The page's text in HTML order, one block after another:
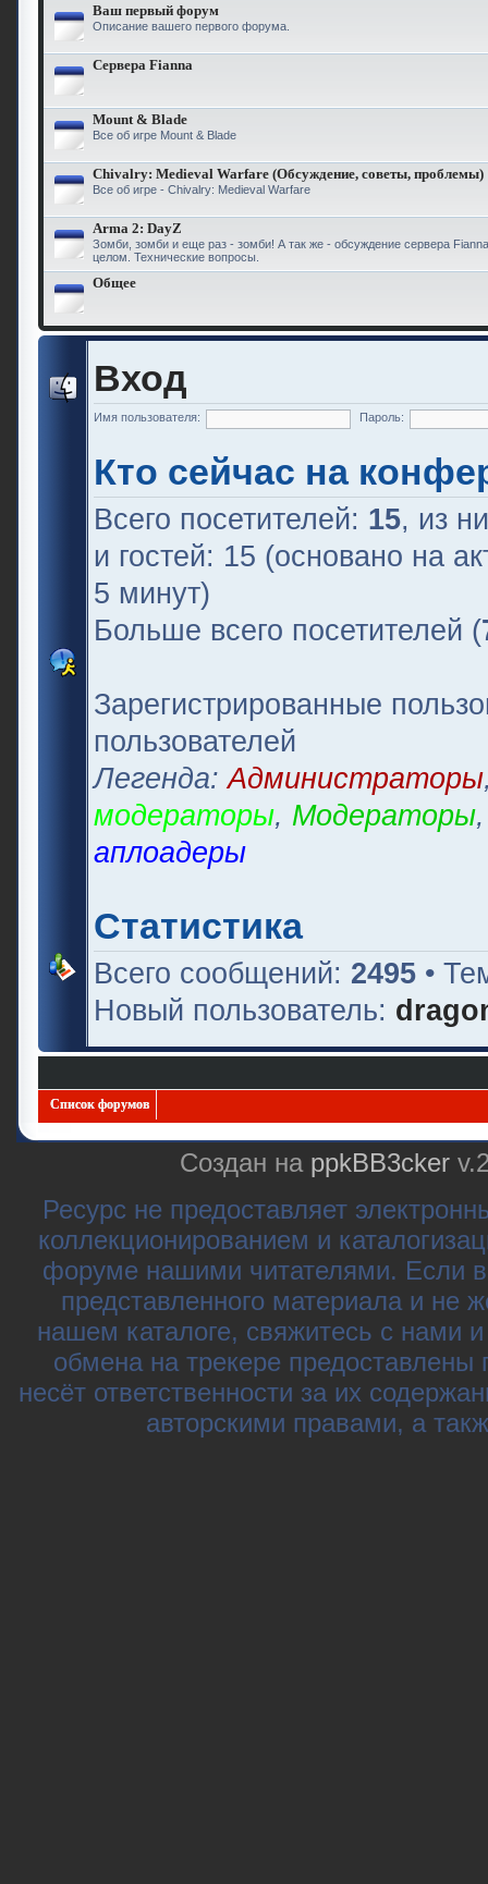
Ваш первый форум
Описание вашего первого форума.
Сервера Fianna
Mount & Blade
Все об игре Mount & Blade
Chivalry: Medieval Warfare (Обсуждение, советы, проблемы)
Все об игре - Chivalry: Medieval Warfare
Arma 2: DayZ
Зомби, зомби и еще раз - зомби! А так же - обсуждение сервера
целом. Технические вопросы.
Общее
Вход
Имя пользователя: Пароль:
Кто сейчас на
Всего посетителей: 15, из
и гостей: 15 (основано на
5 минут)
Больше всего посетителей (
Зарегистрированные
пользователей
Легенда:Администраторы
модераторы, Модераторы
аплоадеры
Статистика
Всего сообщений: 2495 •
Новый пользователь:
Список форумов
Создан на ppkBB3cker
Ресурс не предоставляет
коллекционированием и
форуме нашими читателями. Если
представленного материала и не
нашем каталоге, свяжитесь с нами
обмена на трекере
несёт ответственности за их
авторскими правами, а